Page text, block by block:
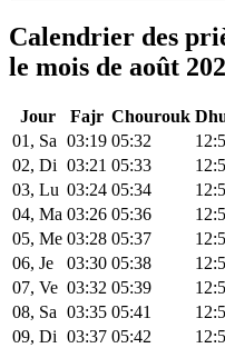
Calendrier des
le mois de août
Jour Fajr Chourouk
01, Sa 03:19 05:32
02, Di 03:21 05:33
03, Lu 03:24 05:34
04, Ma 03:26 05:36
05, Me 03:28 05:37
06, Je
03:30 05:38
07, Ve 03:32 05:39
08, Sa 03:35 05:41
09, Di 03:37 05:42